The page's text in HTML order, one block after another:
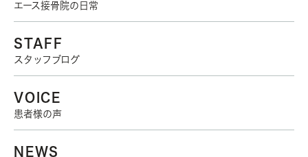
エース接骨院の日常
STAFF
スタッフブログ
VOICE
患者様の声
NEWS